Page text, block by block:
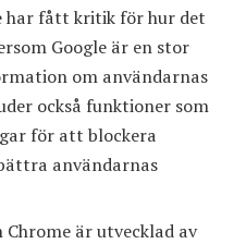
har fått kritik för hur det
Google är en stor
om användarnas
också funktioner som
för att blockera
användarnas
är utvecklad av